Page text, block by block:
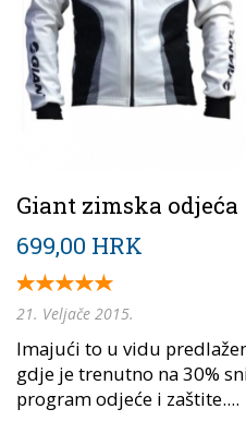
Giant zimska odjeća
699,00 HRK
21. Veljače 2015.
Imajući to u vidu
gdje je trenutno na 30%
program odjeće i zaštite....